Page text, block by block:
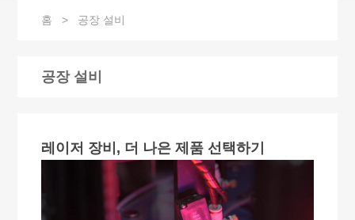
홈 > 공장 설비
공장 설비
레이저 장비, 더 나은 제품 선택하기